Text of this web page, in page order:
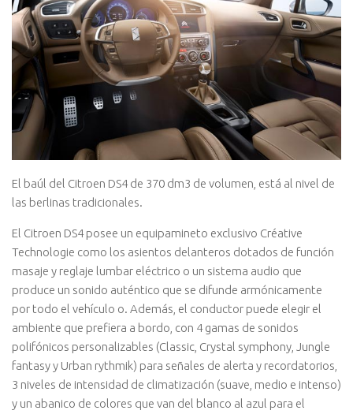
El baúl del Citroen DS4 de 370 dm3 de volumen, está al nivel de
las berlinas tradicionales.
El Citroen DS4 posee un equipamineto exclusivo Créative
Technologie como los asientos delanteros dotados de función
masaje y reglaje lumbar eléctrico o un sistema audio que
produce un sonido auténtico que se difunde armónicamente
por todo el vehículo o. Además, el conductor puede elegir el
ambiente que prefiera a bordo, con 4 gamas de sonidos
polifónicos personalizables (Classic, Crystal symphony, Jungle
fantasy y Urban rythmik) para señales de alerta y recordatorios,
3 niveles de intensidad de climatización (suave, medio e intenso)
y un abanico de colores que van del blanco al azul para el